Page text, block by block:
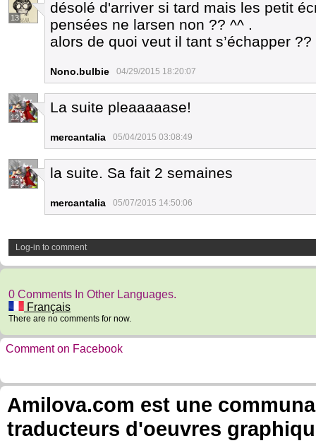
13
désolé d'arriver si tard mais les petit
pensées ne larsen non ?? ^^ .
alors de quoi veut il tant s’échapper ??
Nono.bulbie 04/29/2015 18:20:07
12
La suite pleaaaaase!
mercantalia 05/04/2015 03:08:49
12
la suite. Sa fait 2 semaines
mercantalia 05/07/2015 14:50:06
Log-in to comment
0 Comments In Other Languages.
Français
There are no comments for now.
Comment on Facebook
Amilova.com est une
traducteurs d'oeuvres